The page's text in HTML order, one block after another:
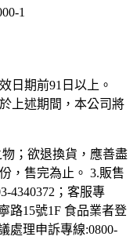
1
日期前91 日以上。
上述期間，本公司將
；欲退換貨，應善盡
，售完為止。 3.販售
4340372；客服專
路15號1F 食品業者登
處理申訴專線:0800-